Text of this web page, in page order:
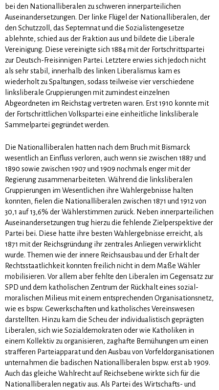
bei den Nationalliberalen zu schweren innerparteilichen
Auseinandersetzungen. Der linke Flügel der Nationalliberalen, der
den Schutzzoll, das Septemnat und die Sozialistengesetze
ablehnte, schied aus der Fraktion aus und bildete die Liberale
Vereinigung. Diese vereinigte sich 1884 mit der Fortschrittspartei
zur Deutsch-Freisinnigen Partei. Letztere erwies sich jedoch nicht
als sehr stabil, innerhalb des linken Liberalismus kam es
wiederholt zu Spaltungen, sodass teil­weise vier verschiedene
linksliberale Gruppierungen mit zumindest einzelnen
Abgeordneten im Reichstag vertreten waren. Erst 1910 konnte mit
der Fortschrittlichen Volkspartei eine einheitliche linksliberale
Sammelpartei gegründet werden.
Die Nationalliberalen hatten nach dem Bruch mit Bismarck
wesentlich an Einfluss verloren, auch wenn sie zwischen 1887 und
1890 sowie zwischen 1907 und 1909 nochmals enger mit der
Regierung zusammenarbeiteten. Während die linksliberalen
Gruppierungen im Wesentlichen ihre Wahlergebnisse halten
konnten, fielen die Nationalliberalen zwischen 1871 und 1912 von
30,1 auf 13,6% der Wählerstimmen zurück. Neben innerparteilichen
Auseinandersetzungen trug hierzu die fehlende Zielperspektive der
Partei bei. Diese hatte ihre besten Wahlergebnisse erreicht, als
1871 mit der Reichsgründung ihr zentrales Anliegen verwirklicht
wurde. Themen wie der innere Reichsausbau und der Erhalt der
Rechtsstaatlichkeit konnten freilich nicht in dem Maße Wähler
mobilisieren. Vor allem aber fehlte den Liberalen im Gegensatz zur
SPD und dem katholischen Zentrum der Rückhalt eines sozial-
moralischen Milieus mit einem entsprechenden Organisationsnetz,
wie es bspw. Gewerkschaften und katholisches Vereinswesen
darstellten. Hinzu kam die Scheu der individualistisch geprägten
Liberalen, sich wie Sozialdemokraten oder wie Katholiken in
einem Kollektiv zu organisieren, zaghafte Bemühungen um einen
strafferen Parteiapparat und den Ausbau von Vorfeldorganisationen
unternah­men die badischen Nationalliberalen bspw. erst ab 1909.
Auch das gleiche Wahlrecht auf Reichsebene wirkte sich für die
Nationalliberalen negativ aus. Als Partei des Wirtschafts- und